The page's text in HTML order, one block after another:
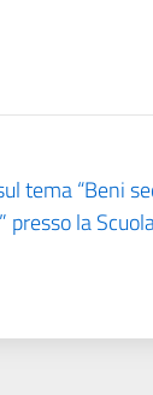
tema “Beni
la